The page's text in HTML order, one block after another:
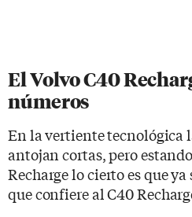
El Volvo C40
números
En la vertiente tecnológica
antojan cortas, pero
Recharge lo cierto es que
que confiere al C40